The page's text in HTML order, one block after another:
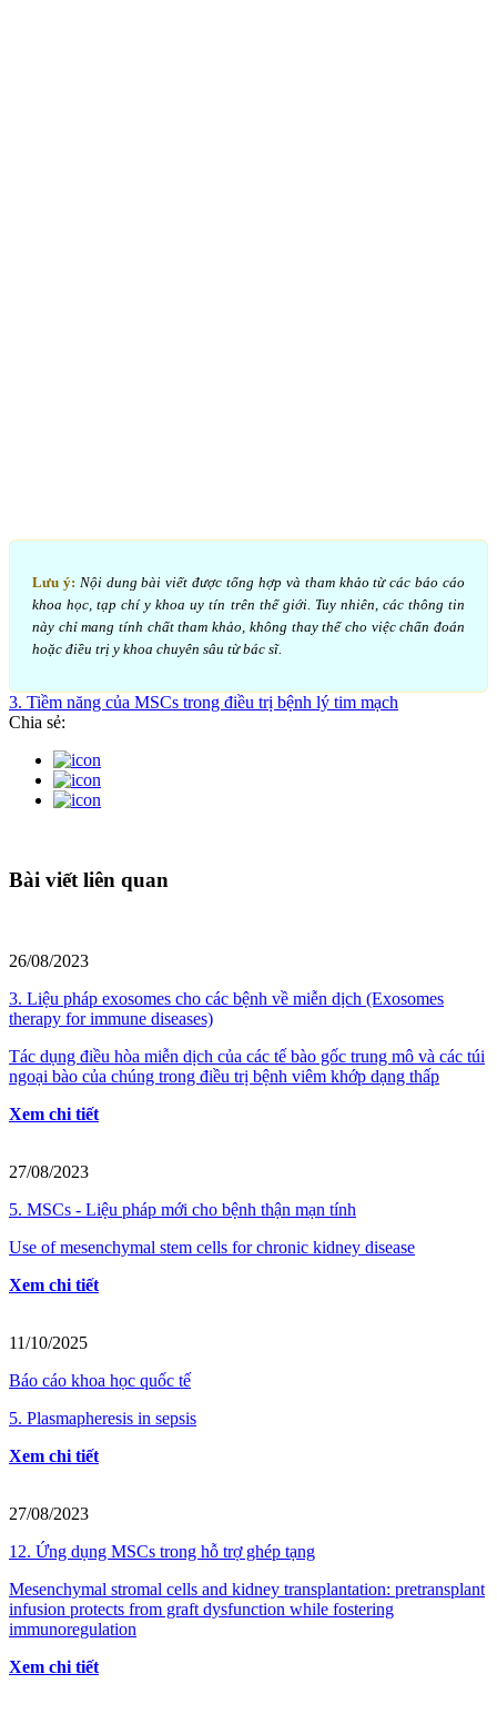
Lưu ý: Nội dung bài viết được tổng hợp và tham khảo từ các báo cáo
khoa học, tạp chí y khoa uy tín trên thế giới. Tuy nhiên, các thông tin
này chỉ mang tính chất tham khảo, không thay thế cho việc chẩn đoán
hoặc điều trị y khoa chuyên sâu từ bác sĩ.
3. Tiềm năng của MSCs trong điều trị bệnh lý tim mạch
Chia sẻ:
Bài viết liên quan
26/08/2023
3. Liệu pháp exosomes cho các bệnh về miễn dịch (Exosomes
therapy for immune diseases)
Tác dụng điều hòa miễn dịch của các tế bào gốc trung mô và các túi
ngoại bào của chúng trong điều trị bệnh viêm khớp dạng thấp
Xem chi tiết
27/08/2023
5. MSCs - Liệu pháp mới cho bệnh thận mạn tính
Use of mesenchymal stem cells for chronic kidney disease
Xem chi tiết
11/10/2025
Báo cáo khoa học quốc tế
5. Plasmapheresis in sepsis
Xem chi tiết
27/08/2023
12. Ứng dụng MSCs trong hỗ trợ ghép tạng
Mesenchymal stromal cells and kidney transplantation: pretransplant
infusion protects from graft dysfunction while fostering
immunoregulation
Xem chi tiết